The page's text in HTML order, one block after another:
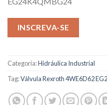
INSCREVA-SE
Categoria:Hidráulica Industrial
Tag:Válvula Rexroth 4WE6D62